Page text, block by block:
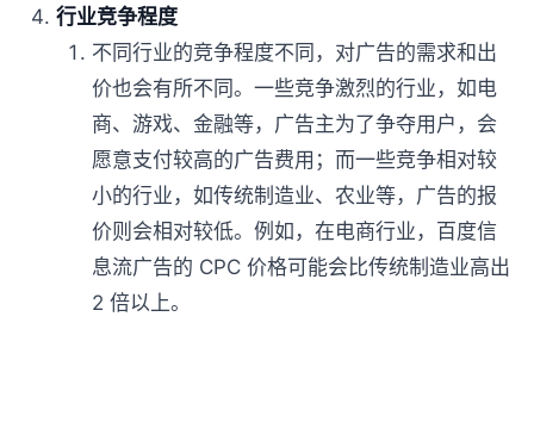
行业竞争程度
不同行业的竞争程度不同，对广告的需求和出
价也会有所不同。一些竞争激烈的行业，如电
商、游戏、金融等，广告主为了争夺用户，会
愿意支付较高的广告费用；而一些竞争相对较
小的行业，如传统制造业、农业等，广告的报
价则会相对较低。例如，在电商行业，百度信
息流广告的 CPC 价格可能会比传统制造业高出
2 倍以上。